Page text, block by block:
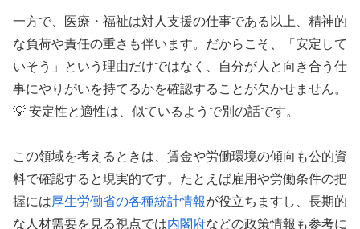
一方で、医療・福祉は対人支援の仕事である以上、精神的
な負荷や責任の重さも伴います。だからこそ、「安定して
いそう」という理由だけではなく、自分が人と向き合う仕
事にやりがいを持てるかを確認することが欠かせません。
💡 安定性と適性は、似ているようで別の話です。
この領域を考えるときは、賃金や労働環境の傾向も公的資
料で確認すると現実的です。たとえば雇用や労働条件の把
握には厚生労働省の各種統計情報が役立ちますし、長期的
な人材需要を見る視点では内閣府などの政策情報も参考に